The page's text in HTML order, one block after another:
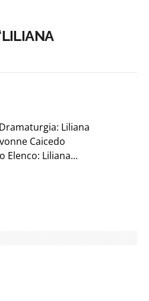
Liliana
Caicedo
Elenco: Liliana...